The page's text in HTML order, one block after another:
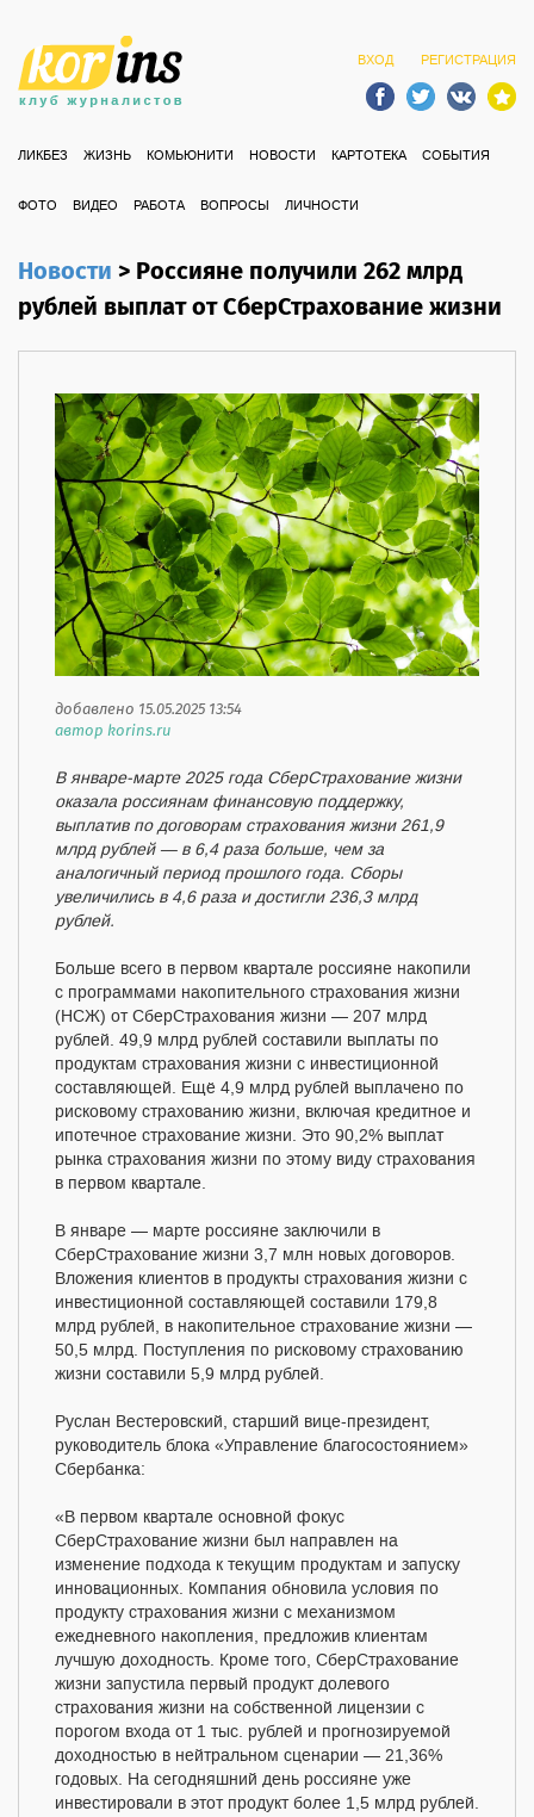
ВХОД РЕГИСТРАЦИЯ
ЛИКБЕЗ ЖИЗНЬ КОМЬЮНИТИ НОВОСТИ КАРТОТЕКА СОБЫТИЯ
ФОТО ВИДЕО РАБОТА ВОПРОСЫ ЛИЧНОСТИ
Новости>Россияне получили 262 млрд
рублей выплат от СберСтрахование жизни
добавлено 15.05.2025 13:54
автор korins.ru
В январе-марте 2025 года СберСтрахование жизни
оказала россиянам финансовую поддержку,
выплатив по договорам страхования жизни 261,9
млрд рублей — в 6,4 раза больше, чем за
аналогичный период прошлого года. Сборы
увеличились в 4,6 раза и достигли 236,3 млрд
рублей.
Больше всего в первом квартале россияне накопили
с программами накопительного страхования жизни
(НСЖ) от СберСтрахования жизни — 207 млрд
рублей. 49,9 млрд рублей составили выплаты по
продуктам страхования жизни с инвестиционной
составляющей. Ещё 4,9 млрд рублей выплачено по
рисковому страхованию жизни, включая кредитное и
ипотечное страхование жизни. Это 90,2% выплат
рынка страхования жизни по этому виду страхования
в первом квартале.
В январе — марте россияне заключили в
СберСтрахование жизни 3,7 млн новых договоров.
Вложения клиентов в продукты страхования жизни с
инвестиционной составляющей составили 179,8
млрд рублей, в накопительное страхование жизни —
50,5 млрд. Поступления по рисковому страхованию
жизни составили 5,9 млрд рублей.
Руслан Вестеровский, старший вице-президент,
руководитель блока «Управление благосостоянием»
Сбербанка:
«В первом квартале основной фокус
СберСтрахование жизни был направлен на
изменение подхода к текущим продуктам и запуску
инновационных. Компания обновила условия по
продукту страхования жизни с механизмом
ежедневного накопления, предложив клиентам
лучшую доходность. Кроме того, СберСтрахование
жизни запустила первый продукт долевого
страхования жизни на собственной лицензии с
порогом входа от 1 тыс. рублей и прогнозируемой
доходностью в нейтральном сценарии — 21,36%
годовых. На сегодняшний день россияне уже
инвестировали в этот продукт более 1,5 млрд рублей.